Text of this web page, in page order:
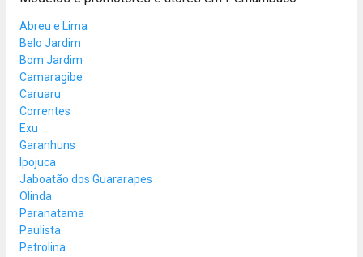
Abreu e Lima
Belo Jardim
Bom Jardim
Camaragibe
Caruaru
Correntes
Exu
Garanhuns
Ipojuca
Jaboatão dos Guararapes
Olinda
Paranatama
Paulista
Petrolina